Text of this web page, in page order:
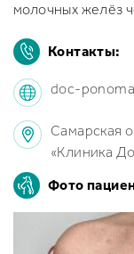
молочных желёз
Контакты:
doc-
Самарская
«Клиника
Фото